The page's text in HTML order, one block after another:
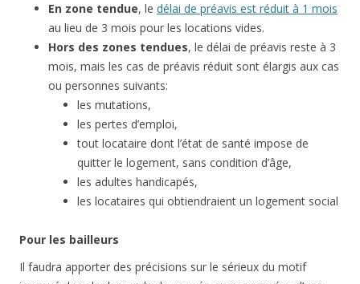
En zone tendue, le délai de préavis est réduit à 1 mois
au lieu de 3 mois pour les locations vides.
Hors des zones tendues, le délai de préavis reste à 3
mois, mais les cas de préavis réduit sont élargis aux cas
ou personnes suivants:
les mutations,
les pertes d’emploi,
tout locataire dont l’état de santé impose de
quitter le logement, sans condition d’âge,
les adultes handicapés,
les locataires qui obtiendraient un logement social
Pour les bailleurs
Il faudra apporter des précisions sur le sérieux du motif